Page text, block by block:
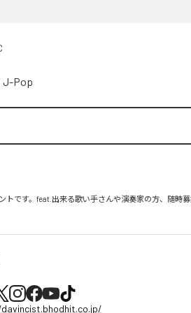
J-Pop
トです。feat.出来る歌い手さんや演奏家の方、随時